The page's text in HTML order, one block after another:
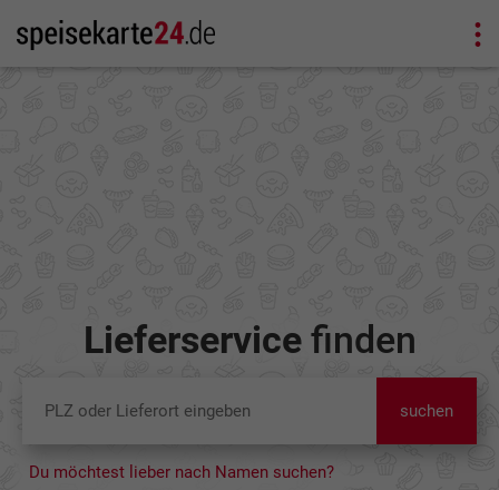
Lieferservicefinden
suchen
Du möchtest lieber nach Namen suchen?